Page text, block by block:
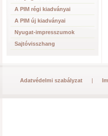
A PIM régi kiadványai
A PIM új kiadványai
Nyugat-impresszumok
Sajtóvisszhang
Adatvédelmi szabályzat |